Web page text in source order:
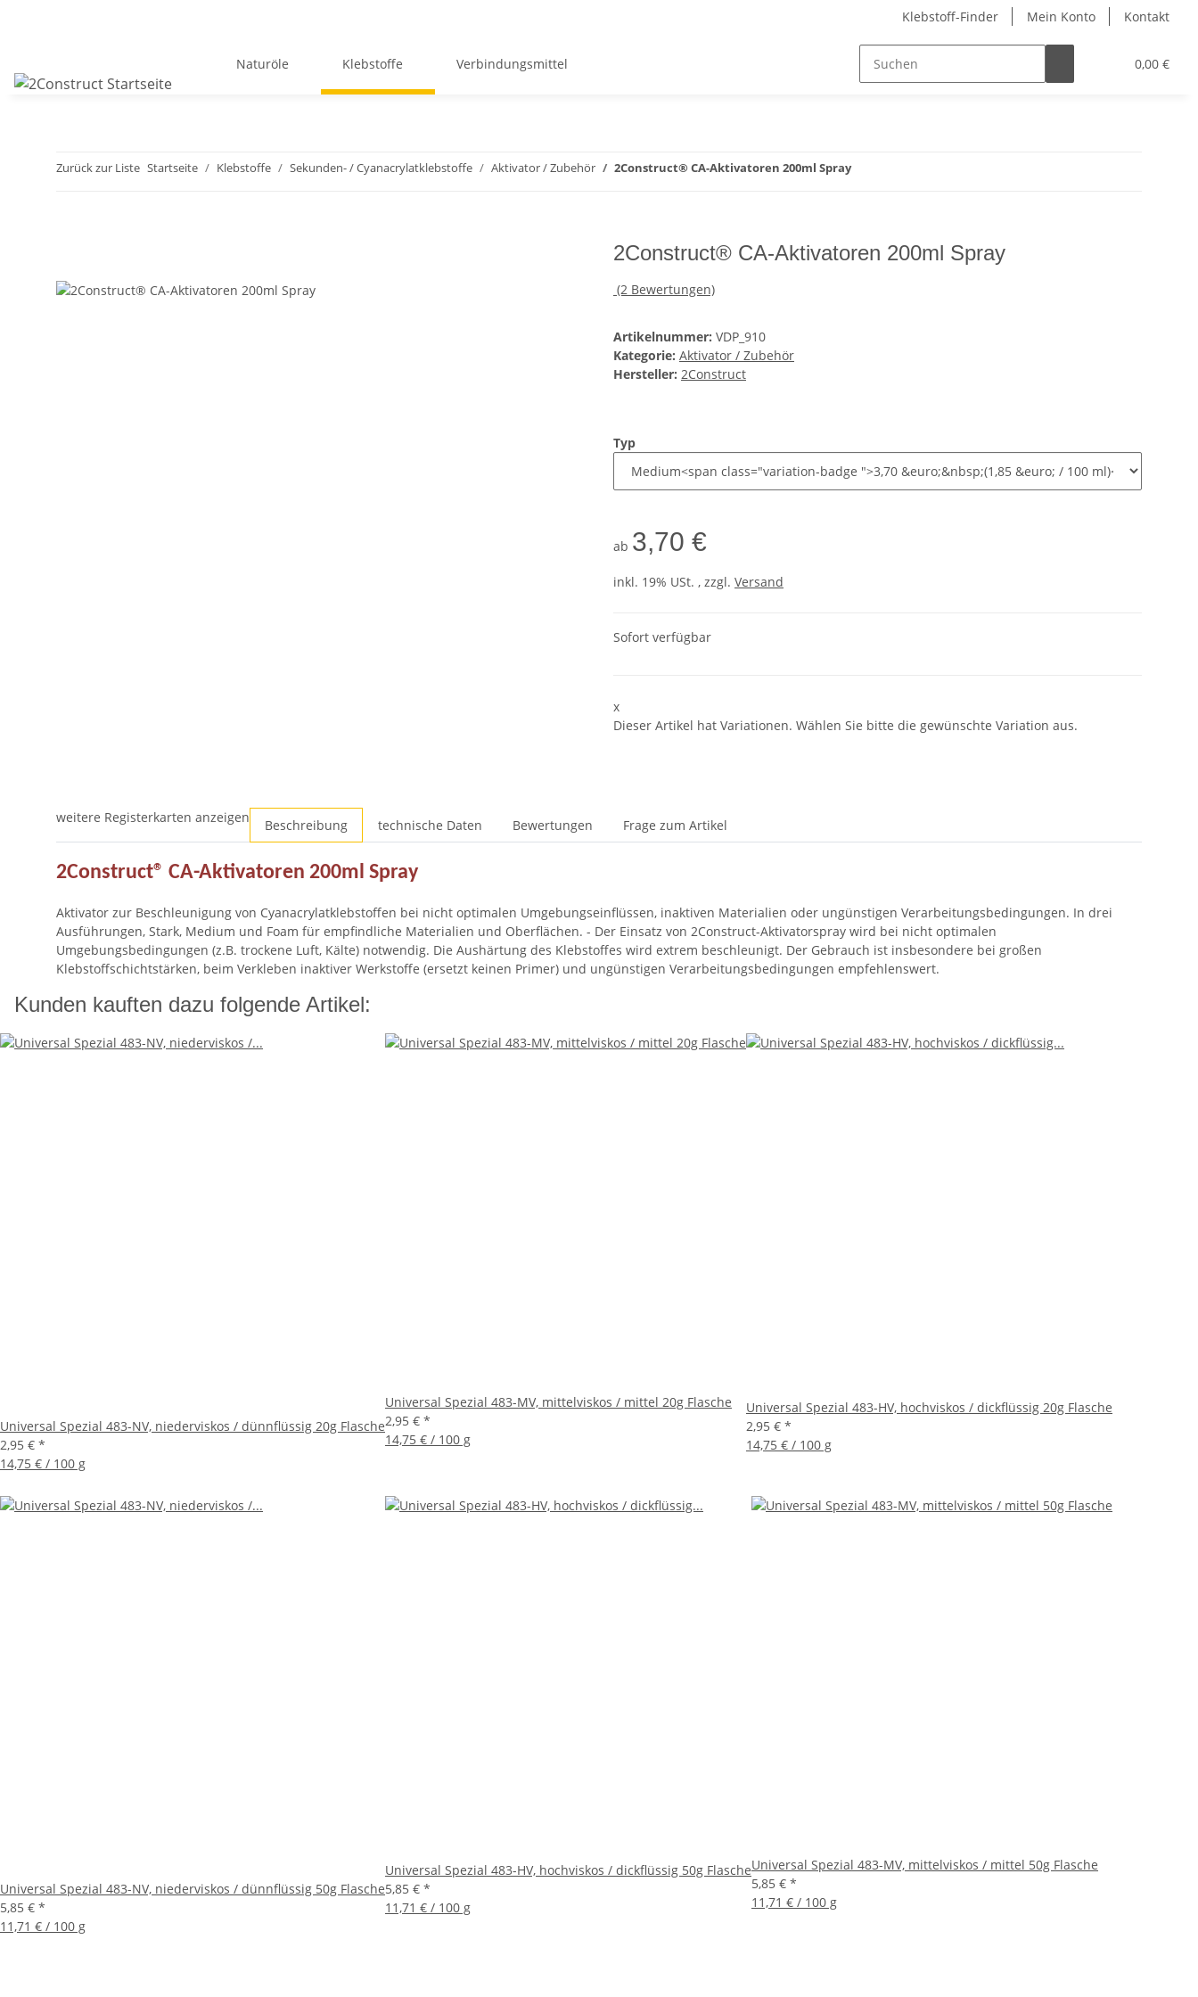
Klebstoff-Finder Mein Konto Kontakt
0,00 €
Naturöle Klebstoffe Verbindungsmittel
Zurück zur Liste Startseite Klebstoffe Sekunden- / Cyanacrylatklebstoffe Aktivator / Zubehör 2Construct® CA-Aktivatoren 200ml Spray
2Construct® CA-Aktivatoren 200ml Spray
(2 Bewertungen)
Artikelnummer: VDP_910
Kategorie: Aktivator / Zubehör
Hersteller: 2Construct
Typ
ab 3,70 €
inkl. 19% USt. , zzgl. Versand
Sofort verfügbar
x
Dieser Artikel hat Variationen. Wählen Sie bitte die gewünschte Variation aus.
weitere Registerkarten anzeigen Beschreibung technische Daten Bewertungen Frage zum Artikel
2Construct® CA-Aktivatoren 200ml Spray
Aktivator zur Beschleunigung von Cyanacrylatklebstoffen bei nicht optimalen Umgebungseinflüssen, inaktiven Materialien oder ungünstigen Verarbeitungsbedingungen. In drei
Ausführungen, Stark, Medium und Foam für empfindliche Materialien und Oberflächen. - Der Einsatz von 2Construct-Aktivatorspray wird bei nicht optimalen
Umgebungsbedingungen (z.B. trockene Luft, Kälte) notwendig. Die Aushärtung des Klebstoffes wird extrem beschleunigt. Der Gebrauch ist insbesondere bei großen
Klebstoffschichtstärken, beim Verkleben inaktiver Werkstoffe (ersetzt keinen Primer) und ungünstigen Verarbeitungsbedingungen empfehlenswert.
Kunden kauften dazu folgende Artikel:
Universal Spezial 483-NV, niederviskos / dünnflüssig 20g Flasche
2,95 € *
14,75 € / 100 g
Universal Spezial 483-MV, mittelviskos / mittel 20g Flasche
2,95 € *
14,75 € / 100 g
Universal Spezial 483-HV, hochviskos / dickflüssig 20g Flasche
2,95 € *
14,75 € / 100 g
Universal Spezial 483-NV, niederviskos / dünnflüssig 50g Flasche
5,85 € *
11,71 € / 100 g
Universal Spezial 483-HV, hochviskos / dickflüssig 50g Flasche
5,85 € *
11,71 € / 100 g
Universal Spezial 483-MV, mittelviskos / mittel 50g Flasche
5,85 € *
11,71 € / 100 g